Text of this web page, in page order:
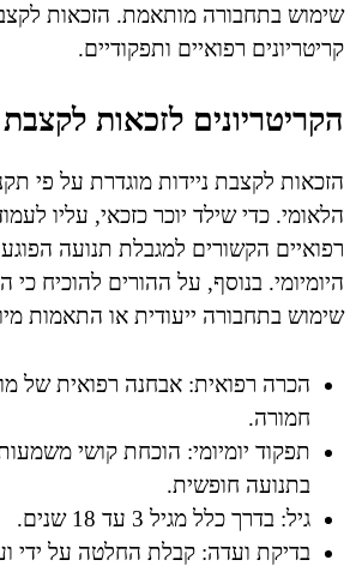
שימוש בתחבורה מותאמת. הזכאות
קריטריונים רפואיים ותפקודיים.
הקריטריונים לזכאות לקצבת
הזכאות לקצבת ניידות מוגדרת על פי
הלאומי. כדי שילד יוכר כזכאי, עליו
רפואיים הקשורים למגבלת תנועה
היומיומי. בנוסף, על ההורים להוכיח כי
שימוש בתחבורה ייעודית או התאמות
הכרה רפואית: אבחנה רפואית של
חמורה.
תפקוד יומיומי: הוכחת קושי
בתנועה חופשית.
גיל: בדרך כלל מגיל 3 עד 18 שנים.
בדיקת ועדה: קבלת החלטה על ידי